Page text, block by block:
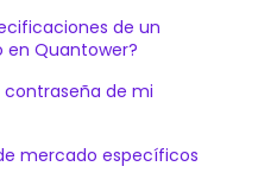
de un
Quantower?
de mi
mercado específicos